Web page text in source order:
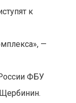
к
—
ФБУ